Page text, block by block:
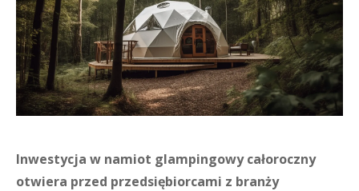
Inwestycja w namiot glampingowy całoroczny
otwiera przed przedsiębiorcami z branży